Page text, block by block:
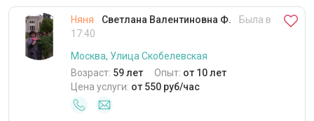
Няня Светлана Валентиновна Ф.
Была в
17:40
Москва, Улица Скобелевская
Возраст: 59 лет Опыт: от 10 лет
Цена услуги: от 550 руб/час